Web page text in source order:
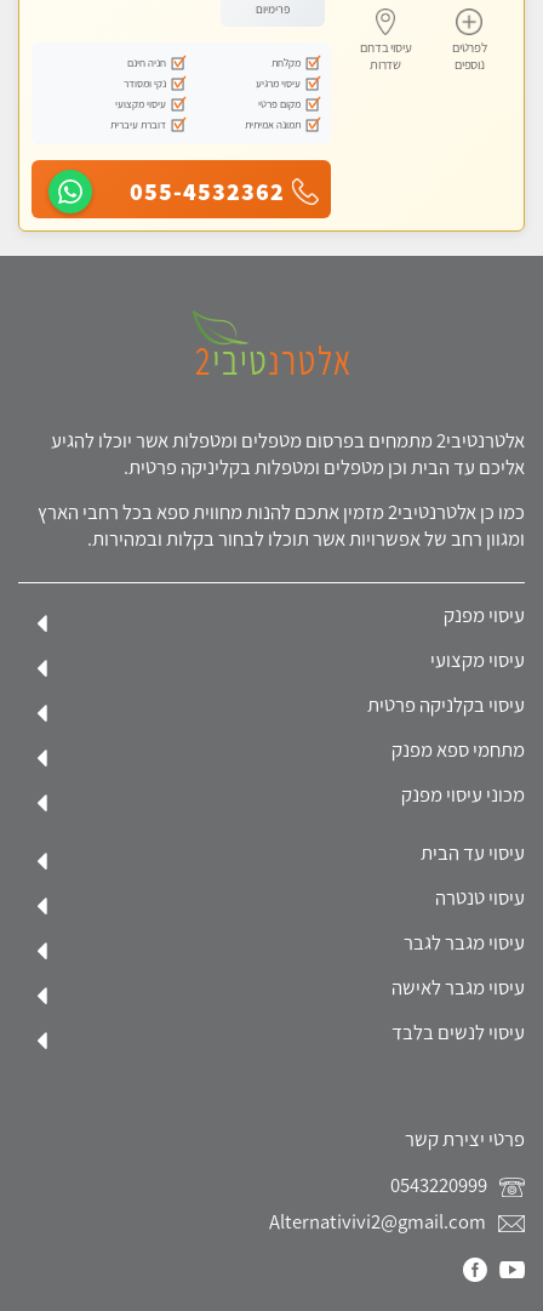
לפרטים
נוספים
עיסוי בדרום
שדרות
פרימיום
מקלחת
חניה חינם
עיסוי מרגיע
נקי ומסודר
מקום פרטי
עיסוי מקצועי
תמונה אמיתית
דוברת עיברית
055-4532362
אלטרנטיבי2 מתמחים בפרסום מטפלים ומטפלות אשר יוכלו להגיע
אליכם עד הבית וכן מטפלים ומטפלות בקליניקה פרטית.
כמו כן אלטרנטיבי2 מזמין אתכם להנות מחווית ספא בכל רחבי הארץ
ומגוון רחב של אפשרויות אשר תוכלו לבחור בקלות ובמהירות.
עיסוי מפנק
עיסוי מקצועי
עיסוי בקלניקה פרטית
מתחמי ספא מפנק
מכוני עיסוי מפנק
עיסוי עד הבית
עיסוי טנטרה
עיסוי מגבר לגבר
עיסוי מגבר לאישה
עיסוי לנשים בלבד
פרטי יצירת קשר
Alternativivi2@gmail.com